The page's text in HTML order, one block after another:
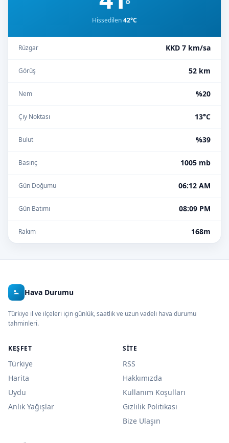
°
Hissedilen42°C
Rüzgar KKD 7 km/sa
Görüş 52 km
Nem %20
Çiy Noktası 13°C
Bulut %39
Basınç 1005 mb
Gün Doğumu 06:12 AM
Gün Batımı 08:09 PM
Rakım 168m
Hava Durumu
Türkiye il ve ilçeleri için günlük, saatlik ve uzun vadeli hava durumu
tahminleri.
KEŞFET
Türkiye
Harita
Uydu
Anlık Yağışlar
SITE
RSS
Hakkımızda
Kullanım Koşulları
Gizlilik Politikası
Bize Ulaşın